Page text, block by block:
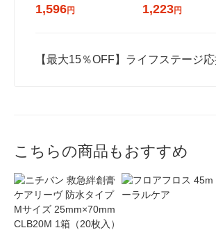
1,596円 1,223円
【最大15％OFF】ライフステージ
こちらの商品もおすすめ